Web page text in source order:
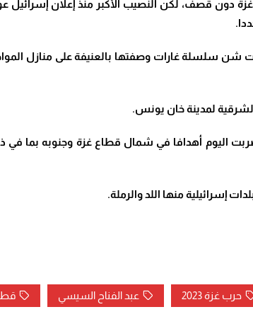
غزة دون قصف، لكن النصيب الأكبر منذ إعلان
.
واصلت شن سلسلة غارات وصفتها بالعنيفة على منازل
لمدينة خان يونس.
ضربت اليوم أهدافا في شمال قطاع غزة وجنوبه
إسرائيلية منها اللد والرملة.
حرب غزة 2023 عبد الفناح السيسي